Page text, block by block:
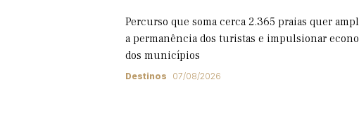
Percurso que soma cerca 2.365 praias quer
a permanência dos turistas e impulsionar
dos municípios
Destinos 07/08/2026